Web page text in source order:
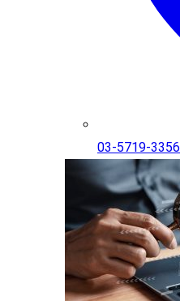
03-5719-3356